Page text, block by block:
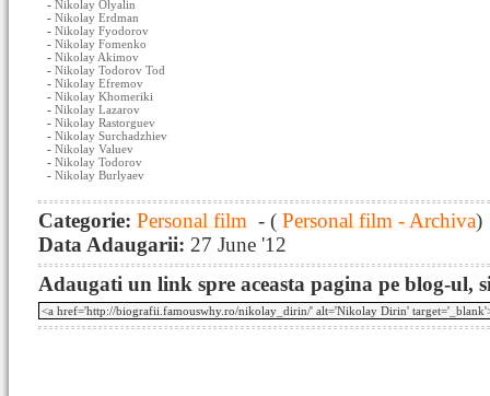
- Nikolay Olyalin
- Nikolay Erdman
- Nikolay Fyodorov
- Nikolay Fomenko
- Nikolay Akimov
- Nikolay Todorov Tod
- Nikolay Efremov
- Nikolay Khomeriki
- Nikolay Lazarov
- Nikolay Rastorguev
- Nikolay Surchadzhiev
- Nikolay Valuev
- Nikolay Todorov
- Nikolay Burlyaev
Categorie: Personal film - ( Personal film - Archiva)
Data Adaugarii: 27 June '12
Adaugati un link spre aceasta pagina pe blog-ul,